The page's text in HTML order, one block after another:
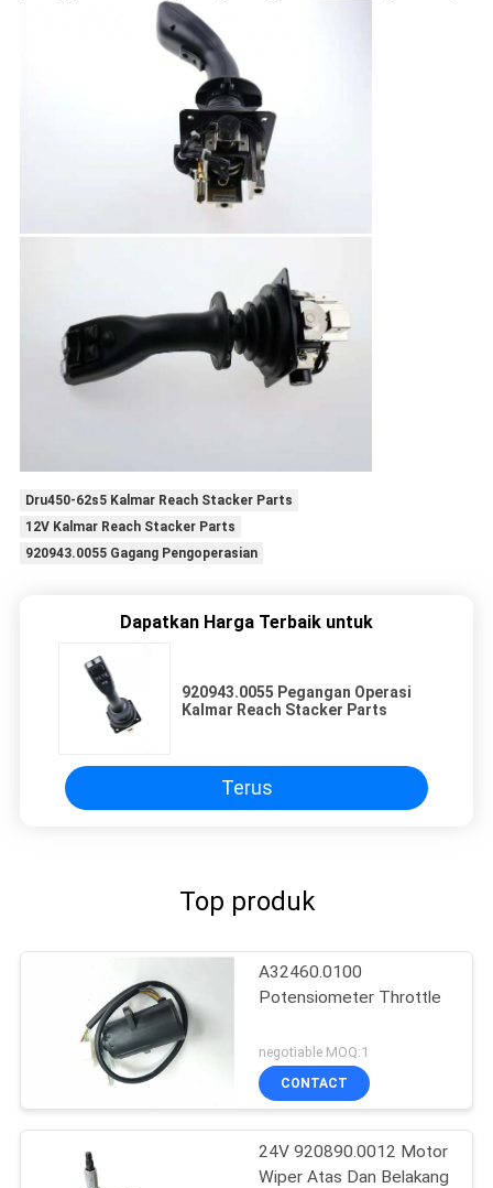
Dru450-62s5 Kalmar Reach Stacker Parts
12V Kalmar Reach Stacker Parts
920943.0055 Gagang Pengoperasian
Dapatkan Harga Terbaik untuk
920943.0055 Pegangan Operasi
Kalmar Reach Stacker Parts
Terus
Top produk
A32460.0100
Potensiometer Throttle
negotiable MOQ:1
CONTACT
24V 920890.0012 Motor
Wiper Atas Dan Belakang